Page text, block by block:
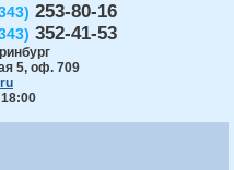
253-80-16
352-41-53
5, оф. 709